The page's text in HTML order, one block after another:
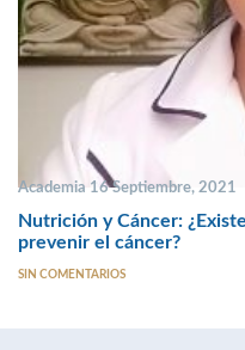
Academia 16 Septiembre, 2021
Nutrición y Cáncer:
prevenir el cáncer?
SIN COMENTARIOS